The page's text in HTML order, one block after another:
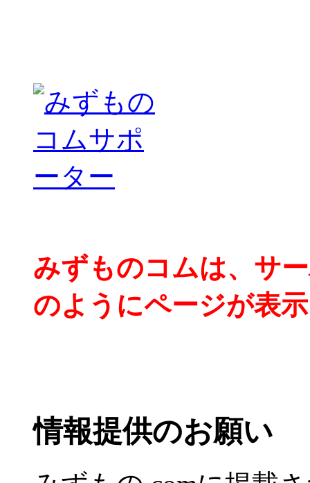
みずものコムは、サ
のようにページが表
情報提供のお願い